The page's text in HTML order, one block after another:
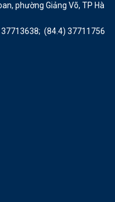
phường Giảng Võ, TP Hà
(84.4) 37711756